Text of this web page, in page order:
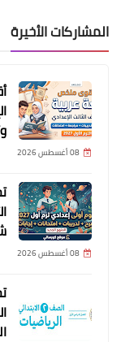
المشاركات الأخيرة
08 أغسطس 2026
08 أغسطس 2026